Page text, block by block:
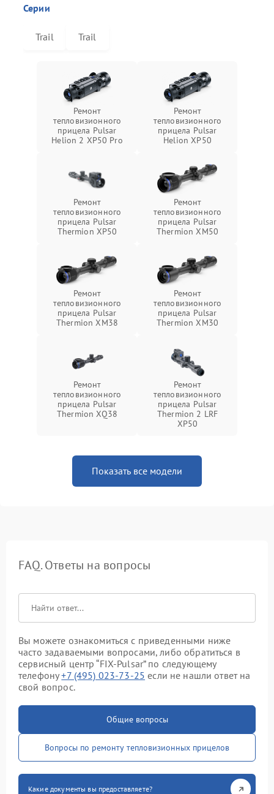
Серии
Trail Trail
Ремонт
тепловизионного
прицела Pulsar
Helion 2 XP50 Pro
Ремонт
тепловизионного
прицела Pulsar
Helion XP50
Ремонт
тепловизионного
прицела Pulsar
Thermion XP50
Ремонт
тепловизионного
прицела Pulsar
Thermion XM50
Ремонт
тепловизионного
прицела Pulsar
Thermion XM38
Ремонт
тепловизионного
прицела Pulsar
Thermion XM30
Ремонт
тепловизионного
прицела Pulsar
Thermion XQ38
Ремонт
тепловизионного
прицела Pulsar
Thermion 2 LRF
XP50
Показать все модели
FAQ. Ответы на вопросы
Вы можете ознакомиться с приведенными ниже
часто задаваемыми вопросами, либо обратиться в
сервисный центр “FIX-Pulsar” по следующему
телефону+7 (495) 023-73-25 если не нашли ответ на
свой вопрос.
Общие вопросы
Вопросы по ремонту тепловизионных прицелов
Какие документы вы предоставляете?